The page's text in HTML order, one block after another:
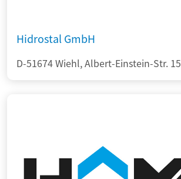
Hidrostal GmbH
D-51674 Wiehl, Albert-Einstein-Str. 15